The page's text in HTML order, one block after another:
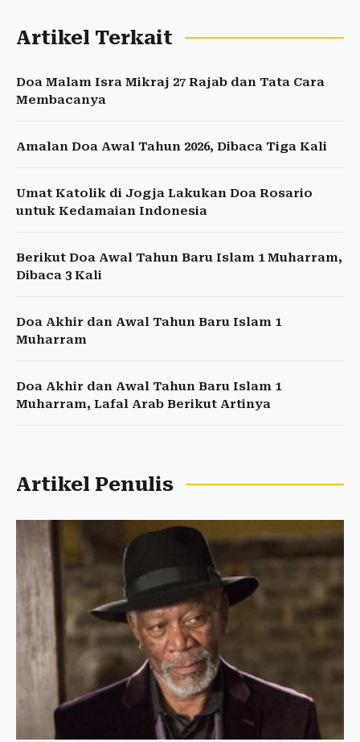
Artikel Terkait
Doa Malam Isra Mikraj 27 Rajab dan Tata Cara
Membacanya
Amalan Doa Awal Tahun 2026, Dibaca Tiga Kali
Umat Katolik di Jogja Lakukan Doa Rosario
untuk Kedamaian Indonesia
Berikut Doa Awal Tahun Baru Islam 1 Muharram,
Dibaca 3 Kali
Doa Akhir dan Awal Tahun Baru Islam 1
Muharram
Doa Akhir dan Awal Tahun Baru Islam 1
Muharram, Lafal Arab Berikut Artinya
Artikel Penulis